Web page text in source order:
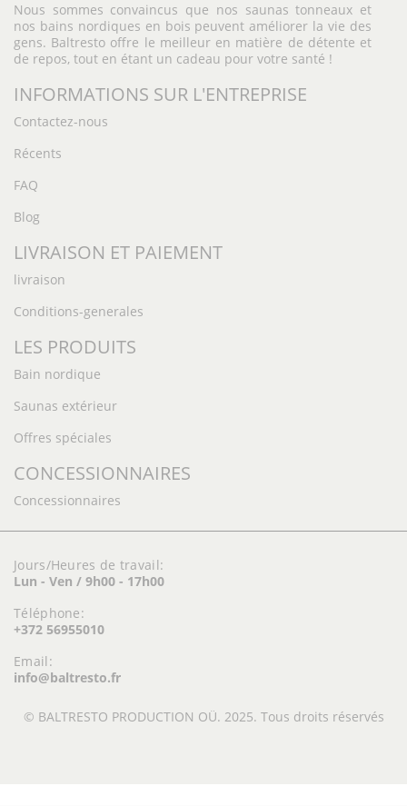
Nous sommes convaincus que nos saunas tonneaux et
nos bains nordiques en bois peuvent améliorer la vie des
gens. Baltresto offre le meilleur en matière de détente et
de repos, tout en étant un cadeau pour votre santé !
INFORMATIONS SUR L'ENTREPRISE
Contactez-nous
Récents
FAQ
Blog
LIVRAISON ET PAIEMENT
livraison
Conditions-generales
LES PRODUITS
Bain nordique
Saunas extérieur
Offres spéciales
CONCESSIONNAIRES
Concessionnaires
Jours/Heures de travail:
Lun - Ven / 9h00 - 17h00
Téléphone:
+372 56955010
Email:
info@baltresto.fr
© BALTRESTO PRODUCTION OÜ. 2025. Tous droits réservés